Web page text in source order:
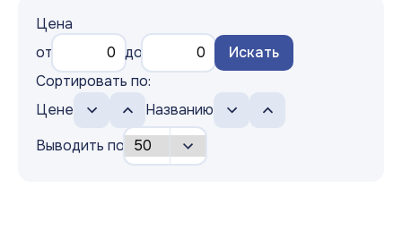
Цена
от
до
Искать
Сортировать по:
Цене
Названию
Выводить по